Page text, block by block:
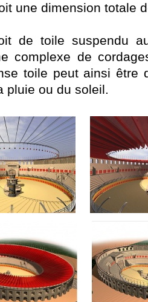
une dimension totale
de toile suspendu
complexe de
toile peut ainsi être
pluie ou du soleil.